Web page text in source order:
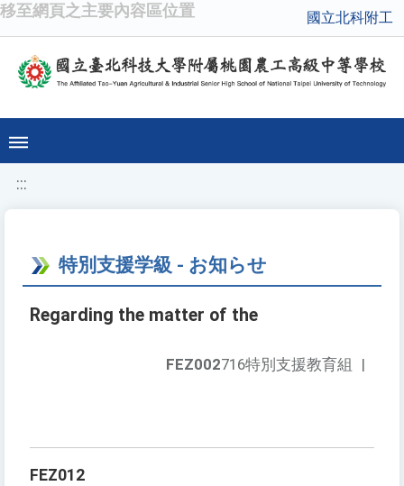
移至網頁之主要內容區位置 國立北科附工
:::
特別支援学級 - お知らせ
Regarding the matter of the
FEZ002716特別支援教育組 |
FEZ012